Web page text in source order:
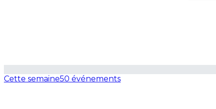
Cette semaine50 événements